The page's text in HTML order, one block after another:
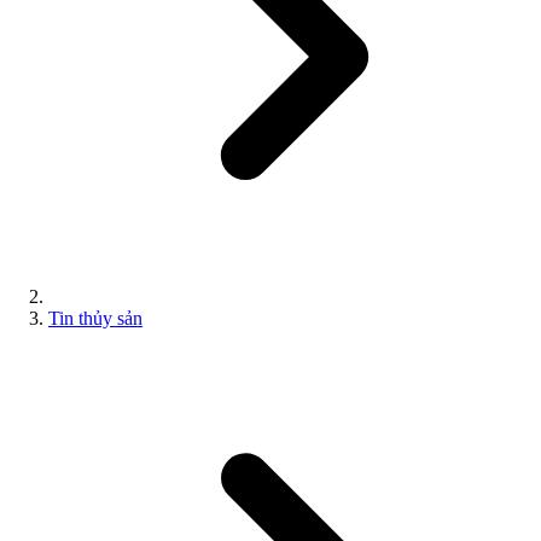
Tin thủy sản